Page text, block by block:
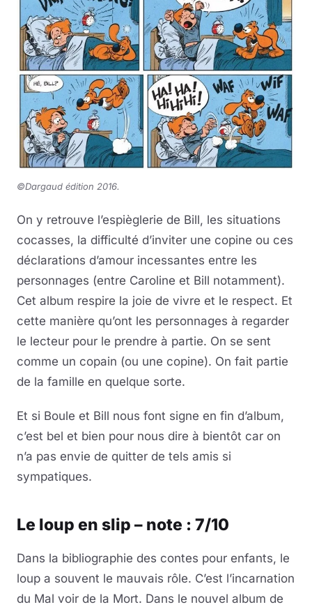
©Dargaud édition 2016.
On y retrouve l’espièglerie de Bill, les situations
cocasses, la difficulté d’inviter une copine ou ces
déclarations d’amour incessantes entre les
personnages (entre Caroline et Bill notamment).
Cet album respire la joie de vivre et le respect. Et
cette manière qu’ont les personnages à regarder
le lecteur pour le prendre à partie. On se sent
comme un copain (ou une copine). On fait partie
de la famille en quelque sorte.
Et si Boule et Bill nous font signe en fin d’album,
c’est bel et bien pour nous dire à bientôt car on
n’a pas envie de quitter de tels amis si
sympatiques.
Le loup en slip – note : 7/10
Dans la bibliographie des contes pour enfants, le
loup a souvent le mauvais rôle. C’est l’incarnation
du Mal voir de la Mort. Dans le nouvel album de